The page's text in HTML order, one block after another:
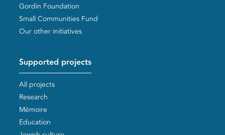
Gordin Foundation
Small Communities Fund
Our other initiatives
Supported projects
All projects
Research
Mémoire
Education